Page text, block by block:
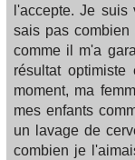
l'accepte. Je
sais pas combien
comme il m'a
résultat
moment, ma
mes enfants
un lavage de
combien je